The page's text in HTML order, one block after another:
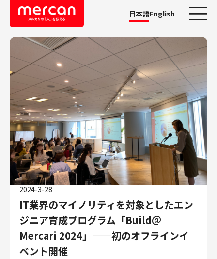
日本語English
カテゴリーから探す
会社・事業
鹿島アントラーズ
Ads
メルカリ
メルペイ
メルコイン
メルカリShops
メルカリR4Dラボ
AI/LLM
職種
エンジニアリング
エンジニアリング
2024-3-28
IT業界のマイノリティを対象としたエン
ジニア育成プログラム「Build＠
Mercari 2024」——初のオフラインイ
ベント開催